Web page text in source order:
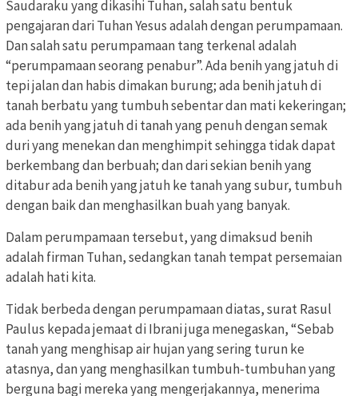
Saudaraku yang dikasihi Tuhan, salah satu bentuk
pengajaran dari Tuhan Yesus adalah dengan perumpamaan.
Dan salah satu perumpamaan tang terkenal adalah
“perumpamaan seorang penabur”. Ada benih yang jatuh di
tepi jalan dan habis dimakan burung; ada benih jatuh di
tanah berbatu yang tumbuh sebentar dan mati kekeringan;
ada benih yang jatuh di tanah yang penuh dengan semak
duri yang menekan dan menghimpit sehingga tidak dapat
berkembang dan berbuah; dan dari sekian benih yang
ditabur ada benih yang jatuh ke tanah yang subur, tumbuh
dengan baik dan menghasilkan buah yang banyak.
Dalam perumpamaan tersebut, yang dimaksud benih
adalah firman Tuhan, sedangkan tanah tempat persemaian
adalah hati kita.
Tidak berbeda dengan perumpamaan diatas, surat Rasul
Paulus kepada jemaat di Ibrani juga menegaskan, “Sebab
tanah yang menghisap air hujan yang sering turun ke
atasnya, dan yang menghasilkan tumbuh-tumbuhan yang
berguna bagi mereka yang mengerjakannya, menerima